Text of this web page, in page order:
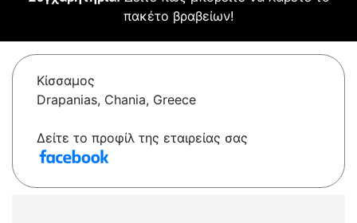
πακέτο βραβείων!
Κίσσαμος
Drapanias, Chania, Greece
Δείτε το προφίλ της εταιρείας σας